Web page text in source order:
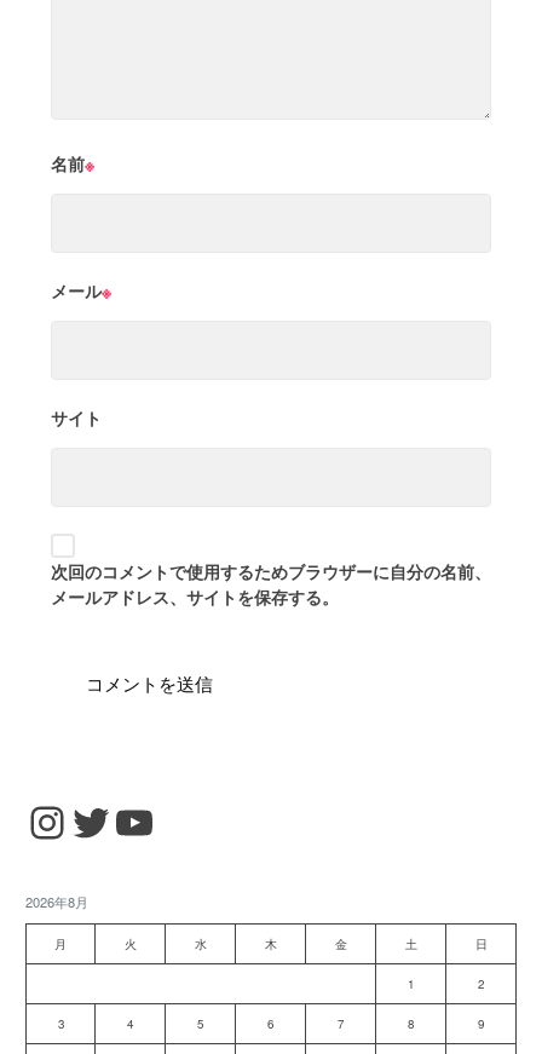
名前※
メール※
サイト
次回のコメントで使用するためブラウザーに自分の名前、
メールアドレス、サイトを保存する。
Instagram
TwitterYouTube
2026年8月
月 火 水 木 金 土 日
1 2
3 4 5 6 7 8 9